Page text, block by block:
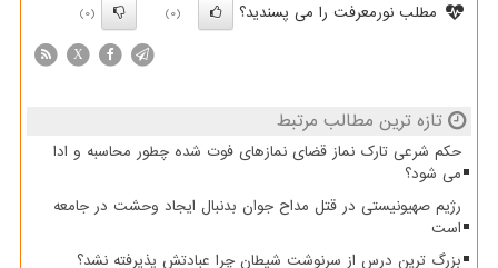
مطلب نورمعرفت را می پسندید؟
(0)
(0)
X
تازه ترین مطالب مرتبط
حکم شرعی تارک نماز قضای نمازهای فوت شده چطور محاسبه و ادا
می شود؟
رژیم صهیونیستی در قتل مداح جوان بدنبال ایجاد وحشت در جامعه
است
بزرگ ترین درس از سرنوشت شیطان چرا عبادتش پذیرفته نشد؟